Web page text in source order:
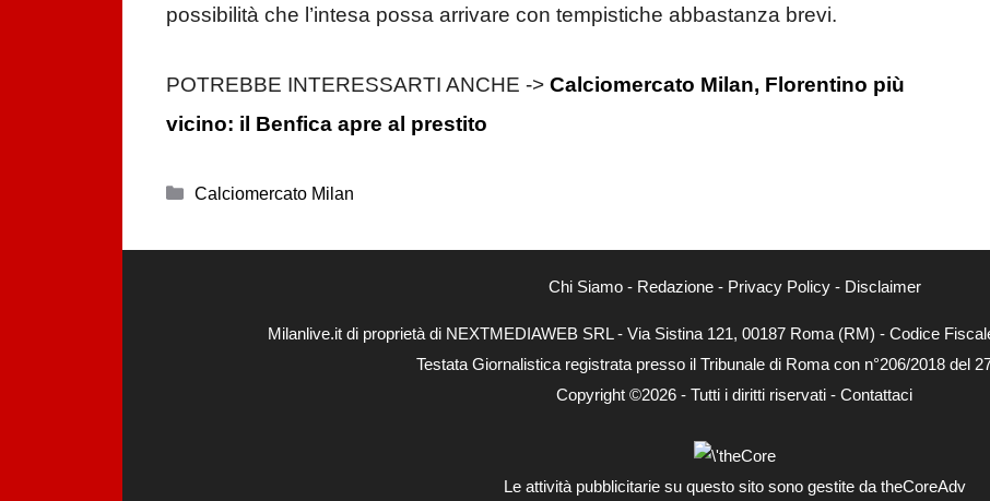
possibilità che l’intesa possa arrivare con tempistiche abbastanza brevi.
POTREBBE INTERESSARTI ANCHE -> Calciomercato Milan, Florentino più
vicino: il Benfica apre al prestito
Categorie
Calciomercato Milan
Chi Siamo- Redazione- Privacy Policy- Disclaimer
Milanlive.it di proprietà di NEXTMEDIAWEB SRL - Via Sistina 121, 00187 Roma (RM) - Codice
Testata Giornalistica registrata presso il Tribunale di Roma con n°206/2018 del
Copyright ©2026 - Tutti i diritti riservati - Contattaci
Le attività pubblicitarie su questo sito sono gestite da theCoreAdv